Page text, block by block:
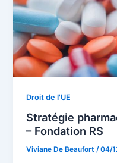
Droit de l'UE
Stratégie
– Fondation RS
Viviane De Beaufort/04/